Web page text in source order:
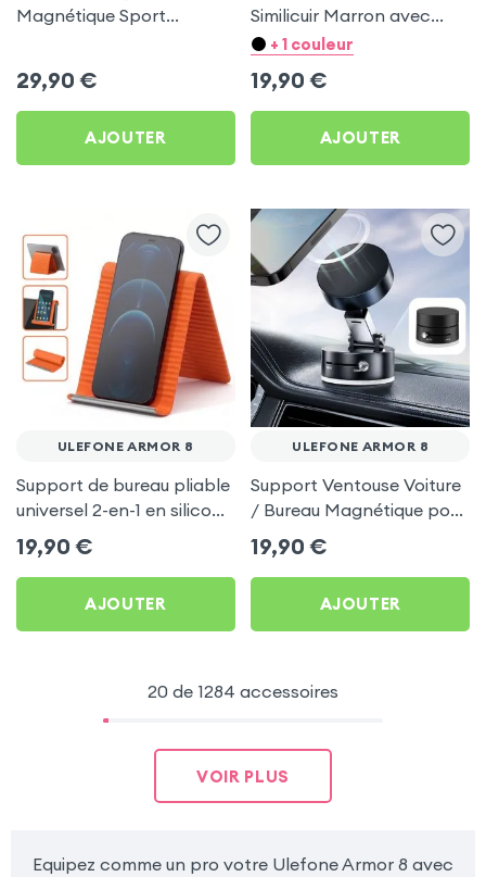
Magnétique Sport
29,90 €
AJOUTER
Similicuir Marron avec
Porte carte pour Ulefone
+ 1 couleur
19,90 €
AJOUTER
ULEFONE ARMOR 8
Support de bureau pliable
universel 2-en-1 en silicone
pour smartphone et
tablette - Orange
19,90 €
AJOUTER
ULEFONE ARMOR 8
Support Ventouse Voiture
/ Bureau Magnétique pour
Ulefone Armor 8
19,90 €
AJOUTER
20 de 1284 accessoires
VOIR PLUS
Equipez comme un pro votre Ulefone Armor 8 avec